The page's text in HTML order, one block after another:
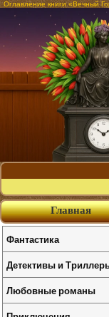
Оглавление книги «Вечный
Главная
Фантастика
Детективы и
Любовные романы